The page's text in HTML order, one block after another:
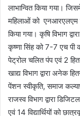
लाभान्वित किया गया।
महिलाओं को एनआरएलएम
किया गया। कृषि विभाग
कृष्णा सिंह को 7-7 एच पी
पेट्रोल चलित पंप एवं 2
खाद्य विभाग द्वारा अनेक
पेंशन स्वीकृति, समाज
राजस्व विभाग द्वारा
एवं 14 विद्यार्थियों को